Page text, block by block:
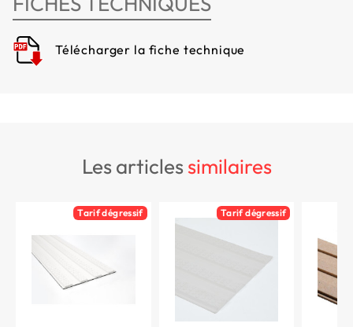
Télécharger la fiche technique
les articlessimilaires
Tarif dégressif Tarif dégressif